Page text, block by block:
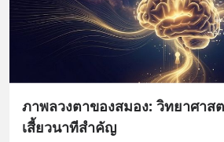
ภาพลวงตาของสมอง: วิทยาศาส
เสี้ยวนาทีสำคัญ